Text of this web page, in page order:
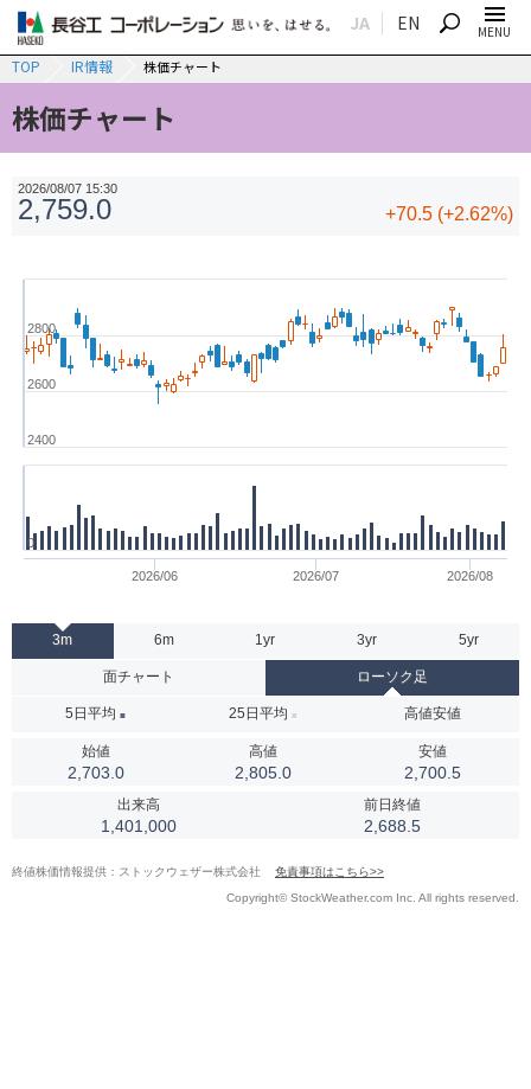
JA EN
SEARCH MENU
TOP IR情報 株価チャート
株価チャート